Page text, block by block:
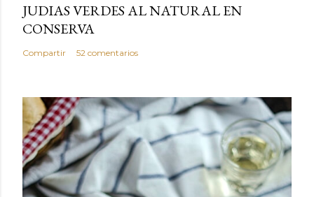
JUDIAS VERDES AL NATURAL EN
CONSERVA
Compartir 52 comentarios